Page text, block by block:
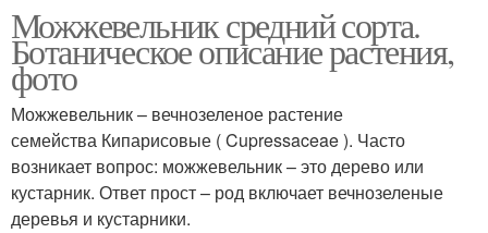
Можжевельник средний сорта.
Ботаническое описание растения,
фото
Можжевельник – вечнозеленое растение
семейства Кипарисовые ( Cupressaceae ). Часто
возникает вопрос: можжевельник – это дерево или
кустарник. Ответ прост – род включает вечнозеленые
деревья и кустарники.